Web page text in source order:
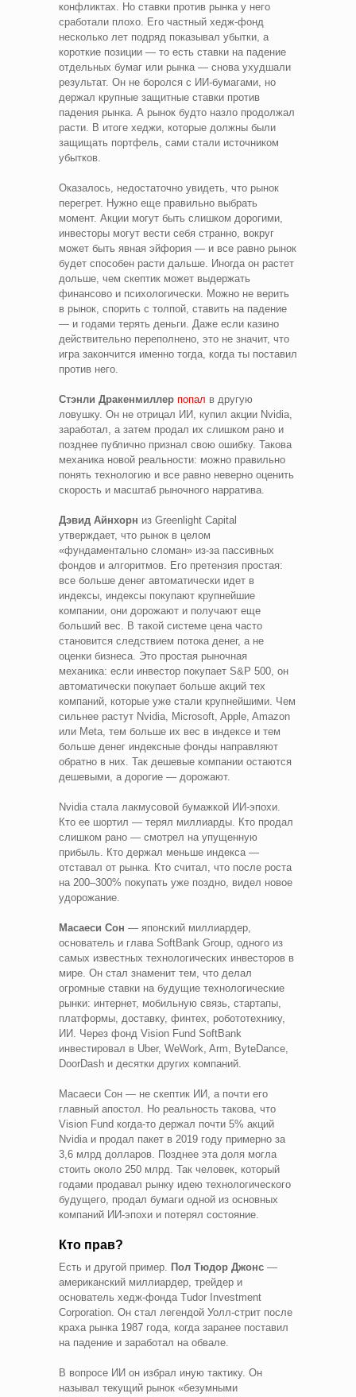
конфликтах. Но ставки против рынка у него
сработали плохо. Его частный хедж-фонд
несколько лет подряд показывал убытки, а
короткие позиции — то есть ставки на падение
отдельных бумаг или рынка — снова ухудшали
результат. Он не боролся с ИИ-бумагами, но
держал крупные защитные ставки против
падения рынка. А рынок будто назло продолжал
расти. В итоге хеджи, которые должны были
защищать портфель, сами стали источником
убытков.
Оказалось, недостаточно увидеть, что рынок
перегрет. Нужно еще правильно выбрать
момент. Акции могут быть слишком дорогими,
инвесторы могут вести себя странно, вокруг
может быть явная эйфория — и все равно рынок
будет способен расти дальше. Иногда он растет
дольше, чем скептик может выдержать
финансово и психологически. Можно не верить
в рынок, спорить с толпой, ставить на падение
— и годами терять деньги. Даже если казино
действительно переполнено, это не значит, что
игра закончится именно тогда, когда ты поставил
против него.
Стэнли Дракенмиллер попал в другую
ловушку. Он не отрицал ИИ, купил акции Nvidia,
заработал, а затем продал их слишком рано и
позднее публично признал свою ошибку. Такова
механика новой реальности: можно правильно
понять технологию и все равно неверно оценить
скорость и масштаб рыночного нарратива.
Дэвид Айнхорн из Greenlight Capital
утверждает, что рынок в целом
«фундаментально сломан» из-за пассивных
фондов и алгоритмов. Его претензия простая:
все больше денег автоматически идет в
индексы, индексы покупают крупнейшие
компании, они дорожают и получают еще
больший вес. В такой системе цена часто
становится следствием потока денег, а не
оценки бизнеса. Это простая рыночная
механика: если инвестор покупает S&P 500, он
автоматически покупает больше акций тех
компаний, которые уже стали крупнейшими. Чем
сильнее растут Nvidia, Microsoft, Apple, Amazon
или Meta, тем больше их вес в индексе и тем
больше денег индексные фонды направляют
обратно в них. Так дешевые компании остаются
дешевыми, а дорогие — дорожают.
Nvidia стала лакмусовой бумажкой ИИ-эпохи.
Кто ее шортил — терял миллиарды. Кто продал
слишком рано — смотрел на упущенную
прибыль. Кто держал меньше индекса —
отставал от рынка. Кто считал, что после роста
на 200–300% покупать уже поздно, видел новое
удорожание.
Масаеси Сон — японский миллиардер,
основатель и глава SoftBank Group, одного из
самых известных технологических инвесторов в
мире. Он стал знаменит тем, что делал
огромные ставки на будущие технологические
рынки: интернет, мобильную связь, стартапы,
платформы, доставку, финтех, робототехнику,
ИИ. Через фонд Vision Fund SoftBank
инвестировал в Uber, WeWork, Arm, ByteDance,
DoorDash и десятки других компаний.
Масаеси Сон — не скептик ИИ, а почти его
главный апостол. Но реальность такова, что
Vision Fund когда-то держал почти 5% акций
Nvidia и продал пакет в 2019 году примерно за
3,6 млрд долларов. Позднее эта доля могла
стоить около 250 млрд. Так человек, который
годами продавал рынку идею технологического
будущего, продал бумаги одной из основных
компаний ИИ-эпохи и потерял состояние.
Кто прав?
Есть и другой пример. Пол Тюдор Джонс —
американский миллиардер, трейдер и
основатель хедж-фонда Tudor Investment
Corporation. Он стал легендой Уолл-стрит после
краха рынка 1987 года, когда заранее поставил
на падение и заработал на обвале.
В вопросе ИИ он избрал иную тактику. Он
называл текущий рынок «безумными